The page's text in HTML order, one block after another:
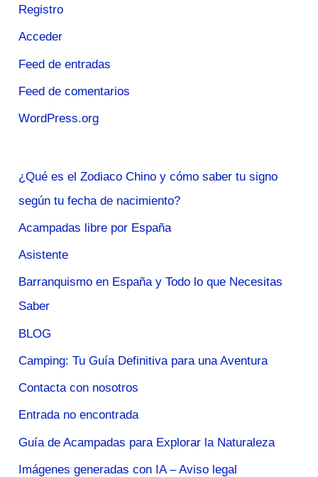
Registro
Acceder
Feed de entradas
Feed de comentarios
WordPress.org
¿Qué es el Zodiaco Chino y cómo saber tu signo
según tu fecha de nacimiento?
Acampadas libre por España
Asistente
Barranquismo en España y Todo lo que Necesitas
Saber
BLOG
Camping: Tu Guía Definitiva para una Aventura
Contacta con nosotros
Entrada no encontrada
Guía de Acampadas para Explorar la Naturaleza
Imágenes generadas con IA – Aviso legal